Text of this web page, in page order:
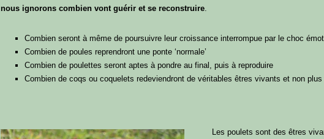
nous ignorons combien vont guérir et se reconstruire.
Combien seront à même de poursuivre leur croissance interrompue par le choc
Combien de poules reprendront une ponte ‘normale’
Combien de poulettes seront aptes à pondre au final, puis à reproduire
Combien de coqs ou coquelets redeviendront de véritables êtres vivants et non
Les poulets sont des êtres